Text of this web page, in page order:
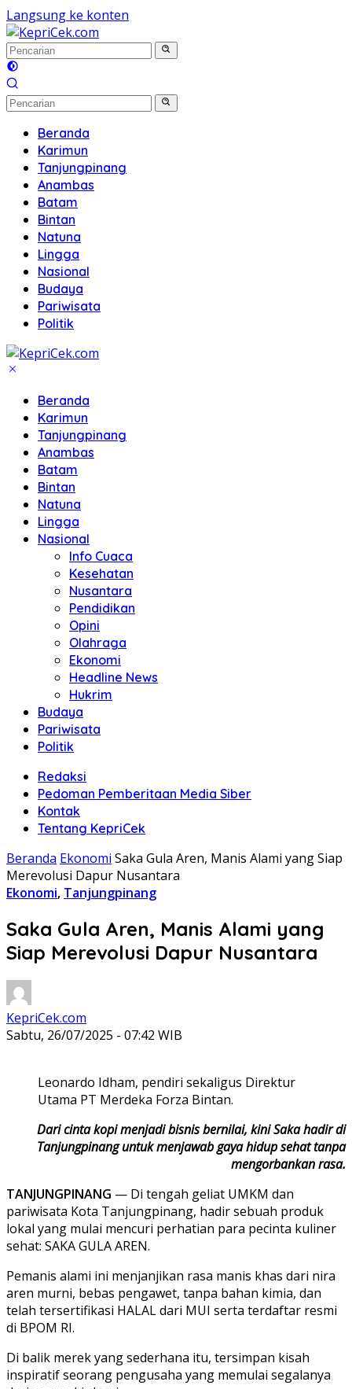
Langsung ke konten
Beranda
Karimun
Tanjungpinang
Anambas
Batam
Bintan
Natuna
Lingga
Nasional
Budaya
Pariwisata
Politik
Beranda
Karimun
Tanjungpinang
Anambas
Batam
Bintan
Natuna
Lingga
Nasional
Info Cuaca
Kesehatan
Nusantara
Pendidikan
Opini
Olahraga
Ekonomi
Headline News
Hukrim
Budaya
Pariwisata
Politik
Redaksi
Pedoman Pemberitaan Media Siber
Kontak
Tentang KepriCek
Beranda Ekonomi Saka Gula Aren, Manis Alami yang Siap
Merevolusi Dapur Nusantara
Ekonomi, Tanjungpinang
Saka Gula Aren, Manis Alami yang
Siap Merevolusi Dapur Nusantara
KepriCek.com
Sabtu, 26/07/2025 - 07:42 WIB
Leonardo Idham, pendiri sekaligus Direktur
Utama PT Merdeka Forza Bintan.
Dari cinta kopi menjadi bisnis bernilai, kini Saka hadir di
Tanjungpinang untuk menjawab gaya hidup sehat tanpa
mengorbankan rasa.
TANJUNGPINANG — Di tengah geliat UMKM dan
pariwisata Kota Tanjungpinang, hadir sebuah produk
lokal yang mulai mencuri perhatian para pecinta kuliner
sehat: SAKA GULA AREN.
Pemanis alami ini menjanjikan rasa manis khas dari nira
aren murni, bebas pengawet, tanpa bahan kimia, dan
telah tersertifikasi HALAL dari MUI serta terdaftar resmi
di BPOM RI.
Di balik merek yang sederhana itu, tersimpan kisah
inspiratif seorang pengusaha yang memulai segalanya